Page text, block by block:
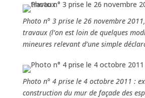
Photo n° 3 prise le 26 novembre
travaux (l’on est loin de quelques
mineures relevant d’une simple
Photo n° 4 prise le 4 octobre 2011 :
construction du mur de façade des